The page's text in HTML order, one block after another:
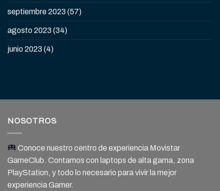
septiembre 2023 (57)
agosto 2023 (34)
junio 2023 (4)
NOSOTROS
Conoce nuestro centro de experiencia Movistar
GameClub. Contamos con laptops de alta gama, zona
PlayStation, y todo lo necesario para vivir la mejor
experiencia Gamer.